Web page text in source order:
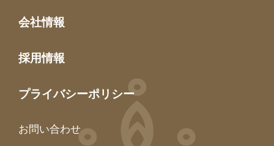
会社情報
採用情報
プライバシーポリシー
お問い合わせ